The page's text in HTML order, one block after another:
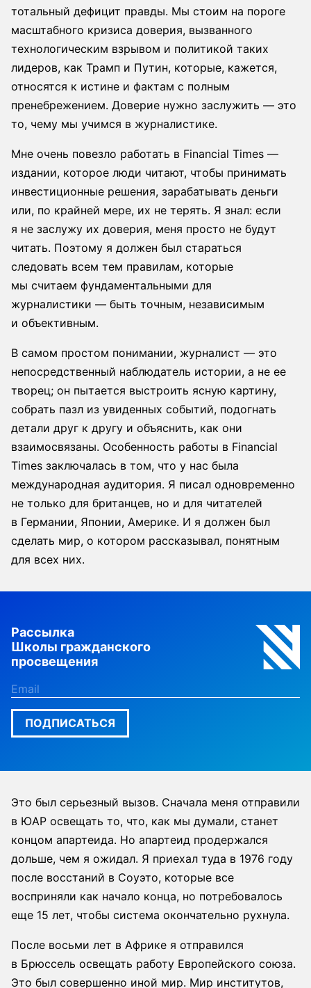
тотальный дефицит правды. Мы стоим на пороге
масштабного кризиса доверия, вызванного
технологическим взрывом и политикой таких
лидеров, как Трамп и Путин, которые, кажется,
относятся к истине и фактам с полным
пренебрежением. Доверие нужно заслужить — это
то, чему мы учимся в журналистике.
Мне очень повезло работать в Financial Times —
издании, которое люди читают, чтобы принимать
инвестиционные решения, зарабатывать деньги
или, по крайней мере, их не терять. Я знал: если
я не заслужу их доверия, меня просто не будут
читать. Поэтому я должен был стараться
следовать всем тем правилам, которые
мы считаем фундаментальными для
журналистики — быть точным, независимым
и объективным.
В самом простом понимании, журналист — это
непосредственный наблюдатель истории, а не ее
творец; он пытается выстроить ясную картину,
собрать пазл из увиденных событий, подогнать
детали друг к другу и объяснить, как они
взаимосвязаны. Особенность работы в Financial
Times заключалась в том, что у нас была
международная аудитория. Я писал одновременно
не только для британцев, но и для читателей
в Германии, Японии, Америке. И я должен был
сделать мир, о котором рассказывал, понятным
для всех них.
Рассылка
Школы гражданского
просвещения
ПОДПИСАТЬСЯ
Это был серьезный вызов. Сначала меня отправили
в ЮАР освещать то, что, как мы думали, станет
концом апартеида. Но апартеид продержался
дольше, чем я ожидал. Я приехал туда в 1976 году
после восстаний в Соуэто, которые все
восприняли как начало конца, но потребовалось
еще 15 лет, чтобы система окончательно рухнула.
После восьми лет в Африке я отправился
в Брюссель освещать работу Европейского союза.
Это был совершенно иной мир. Мир институтов,